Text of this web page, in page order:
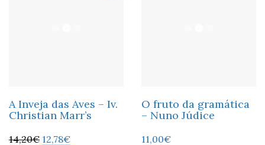
A Inveja das Aves – Iv.
Christian Marr’s
14,20€ 12,78€
O fruto da gramática
– Nuno Júdice
11,00€